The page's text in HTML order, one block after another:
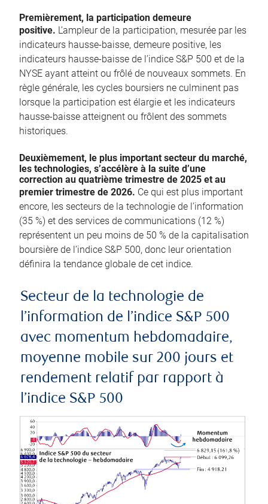
Premièrement, la participation demeure
positive. L’ampleur de la participation, mesurée par les
indicateurs hausse-baisse, demeure positive, les
indicateurs hausse-baisse de l’indice S&P 500 et de la
NYSE ayant atteint ou frôlé de nouveaux sommets. En
règle générale, les cycles boursiers ne culminent pas
lorsque la participation est élargie et les indicateurs
hausse-baisse atteignent ou frôlent des sommets
historiques.
Deuxièmement, le plus important secteur du marché,
les technologies, s’accélère à la suite d’une
correction au quatrième trimestre de 2025 et au
premier trimestre de 2026. Ce qui est plus important
encore, les secteurs de la technologie de l’information
(35 %) et des services de communications (12 %)
représentent un peu moins de 50 % de la capitalisation
boursière de l’indice S&P 500, donc leur orientation
définira la tendance globale de cet indice.
Secteur de la technologie de
l’information de l’indice S&P 500
avec momentum hebdomadaire,
moyenne mobile sur 200 jours et
rendement relatif par rapport à
l’indice S&P 500